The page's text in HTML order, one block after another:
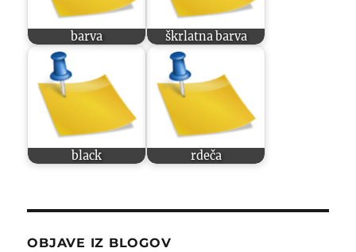
barva škrlatna barva
black rdeča
OBJAVE IZ BLOGOV